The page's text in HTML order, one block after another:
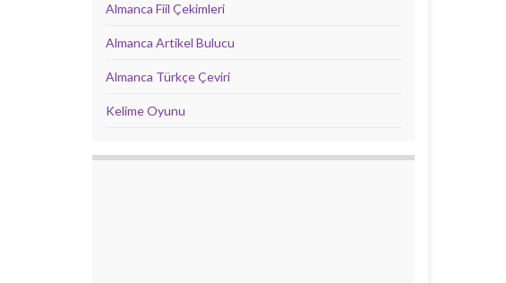
Almanca Fiil Çekimleri
Almanca Artikel Bulucu
Almanca Türkçe Çeviri
Kelime Oyunu